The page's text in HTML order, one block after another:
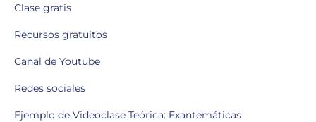
Clase gratis
Recursos gratuitos
Canal de Youtube
Redes sociales
Ejemplo de Videoclase Teórica: Exantemáticas